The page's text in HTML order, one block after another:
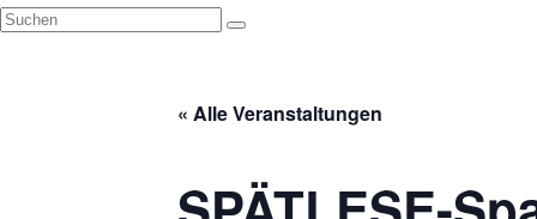
« Alle Veranstaltungen